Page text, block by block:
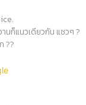
นก็แนวเดียวกัน แซวๆ ?
??